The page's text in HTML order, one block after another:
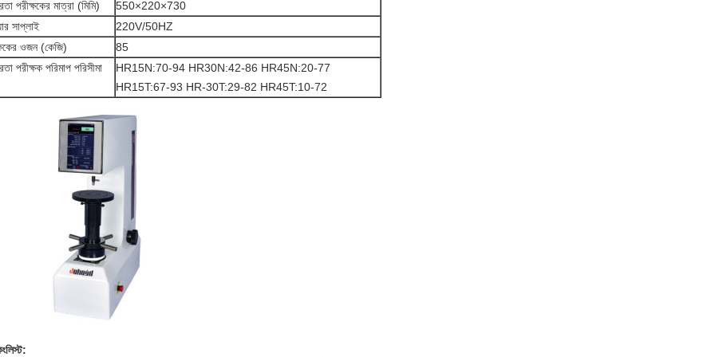
পরীক্ষকের মাত্রা (মিমি)
550×220×730
সাপ্লাই
220V/50HZ
ওজন (কেজি)
85
পরীক্ষক পরিমাপ পরিসীমা
HR15N:70-94 HR30N:42-86 HR45N:20-77
HR15T:67-93 HR-30T:29-82 HR45T:10-72
: